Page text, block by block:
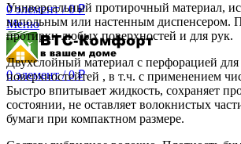
0элемент / 0₽
Меню
0элемент / 0₽
Универсальный протирочный материал,
напольным или настенным диспенсером.
протирки любых поверхностей и для рук.
Двухслойный материал с перфорацией для
поверхностейтей , в т.ч. с применением
Быстро впитывает жидкость, сохраняет
состоянии, не оставляет волокнистых
бумаги при компактном размере.